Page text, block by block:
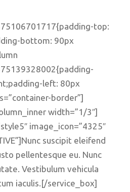
top:
bottom: 90px
left: 80px
border”]
width=”1/3″]
image_icon=”4325″
suscipit eleifend
pellentesque eu. Nunc
Vestibulum vehicula
iaculis.[/service_box]